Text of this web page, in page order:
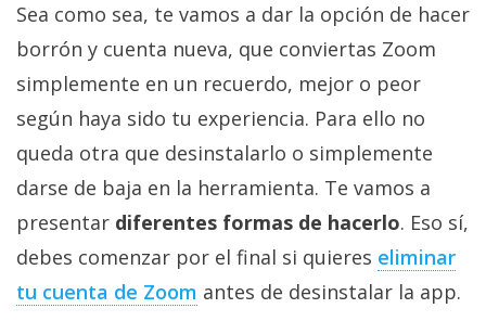
Sea como sea, te vamos a dar la opción de hacer
borrón y cuenta nueva, que conviertas Zoom
simplemente en un recuerdo, mejor o peor
según haya sido tu experiencia. Para ello no
queda otra que desinstalarlo o simplemente
darse de baja en la herramienta. Te vamos a
presentar diferentes formas de hacerlo. Eso sí,
debes comenzar por el final si quieres eliminar
tu cuenta de Zoom antes de desinstalar la app.